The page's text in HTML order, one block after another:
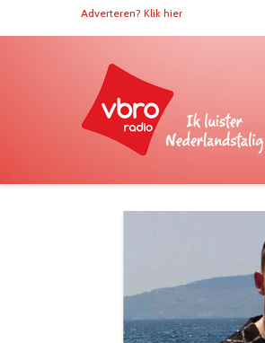
Adverteren? Klik hier